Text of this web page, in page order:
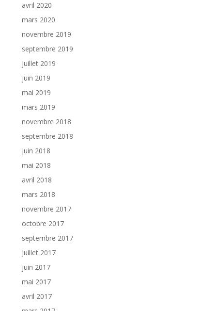
avril 2020
mars 2020
novembre 2019
septembre 2019
juillet 2019
juin 2019
mai 2019
mars 2019
novembre 2018
septembre 2018
juin 2018
mai 2018
avril 2018
mars 2018
novembre 2017
octobre 2017
septembre 2017
juillet 2017
juin 2017
mai 2017
avril 2017